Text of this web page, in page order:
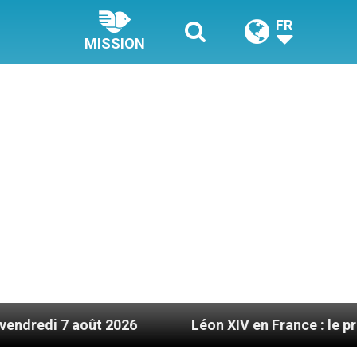
MISSION
FR
2026 Léon XIV en France : le programme